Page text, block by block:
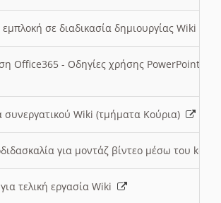
σε διαδικασία δημιουργίας Wiki
Office365 - Οδηγίες χρήσης PowerPoint
συνεργατικού Wiki (τμήματα Κούρια)
για μοντάζ βίντεο μέσω του
τελική εργασία Wiki